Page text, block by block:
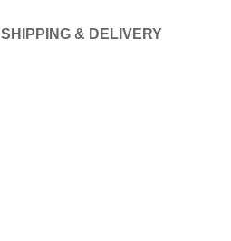
SHIPPING & DELIVERY